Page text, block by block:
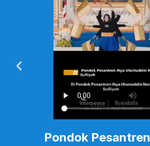
Pondok Pesantren